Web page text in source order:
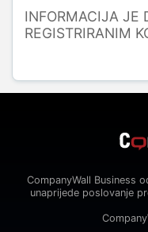
INFORMACIJA JE
REGISTRIRANIM
CompanyWall Business
unaprijede poslovanje